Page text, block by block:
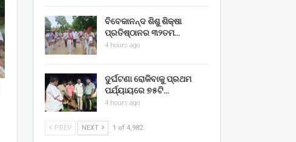
ବିବେକାନନ୍ଦ ଶିଶୁ ଶିକ୍ଷା
ପ୍ରତିଷ୍ଠାନର ୩୨ତମ…
4 hours ago
ଦୁର୍ଘଟଣା ରୋକିବାକୁ ପ୍ରଥମ
ପର୍ଯ୍ୟାୟରେ ୭୫ଟି…
4 hours ago
PREV NEXT 1 of 4,982